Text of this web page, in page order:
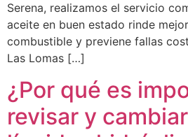
Serena, realizamos el servicio
aceite en buen estado rinde
combustible y previene fallas
Las Lomas […]
¿Por qué es
revisar y